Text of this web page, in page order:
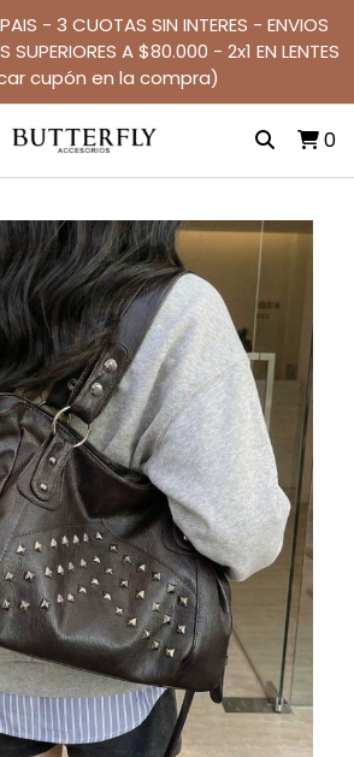
- 3 CUOTAS SIN INTERES - ENVIOS
SUPERIORES A $80.000 - 2x1 EN LENTES
cupón en la compra)
0